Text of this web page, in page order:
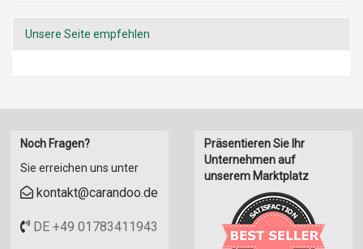
Unsere Seite empfehlen
Noch Fragen?
Sie erreichen uns unter
kontakt@carandoo.de
DE +49 01783411943
Präsentieren Sie Ihr
Unternehmen auf
unserem Marktplatz